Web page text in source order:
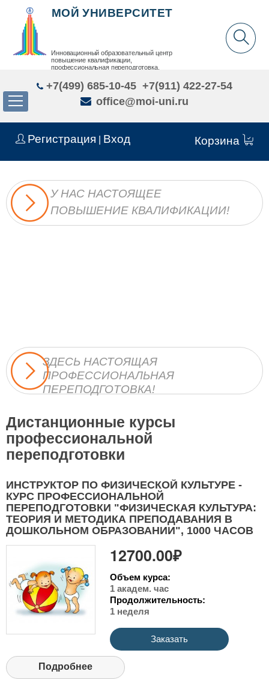
Регистрация Вход Корзина
МОЙ УНИВЕРСИТЕТ
Инновационный образовательный центр
повышение квалификации,
профессиональная переподготовка,
+7(499) 685-10-45 +7(911) 422-27-54
office@moi-uni.ru
У НАС НАСТОЯЩЕЕ
ПОВЫШЕНИЕ КВАЛИФИКАЦИИ!
ЗДЕСЬ НАСТОЯЩАЯ
ПРОФЕССИОНАЛЬНАЯ
ПЕРЕПОДГОТОВКА!
Дистанционные курсы
профессиональной
переподготовки
ИНСТРУКТОР ПО ФИЗИЧЕСКОЙ КУЛЬТУРЕ -
КУРС ПРОФЕССИОНАЛЬНОЙ
ПЕРЕПОДГОТОВКИ "ФИЗИЧЕСКАЯ КУЛЬТУРА:
ТЕОРИЯ И МЕТОДИКА ПРЕПОДАВАНИЯ В
ДОШКОЛЬНОМ ОБРАЗОВАНИИ", 1000 ЧАСОВ
12700.00₽
Объем курса:
1 академ. час
Продолжительность:
1 неделя
Заказать
Подробнее